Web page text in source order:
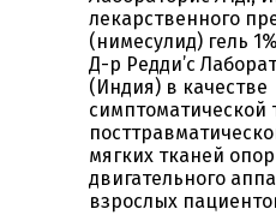
лекарственного
(нимесулид) гель
Д-р Редди’с
(Индия) в качестве
симптоматической
мягких тканей
двигательного
взрослых